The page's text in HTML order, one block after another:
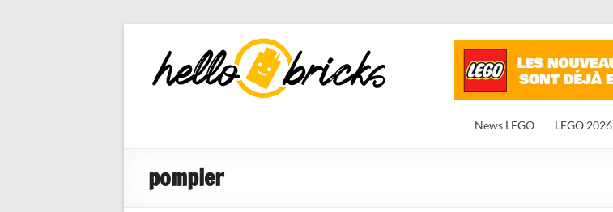
HelloBricks
Blog LEGO,
nouveaut�s
News LEGO LEGO 2026
pompier